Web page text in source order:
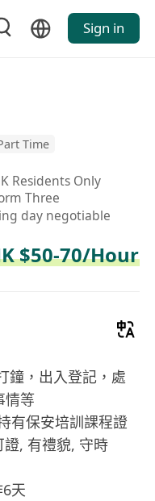
Sign in
Time
Residents Only
Three
day negotiable
$50-70/Hour
鐘，出入登記，處
情等
有保安培訓課程證
證, 有禮貌, 守時
天